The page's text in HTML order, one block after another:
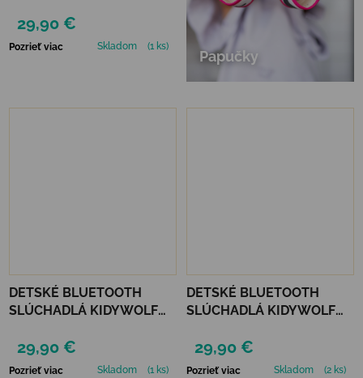
29,90 €
Pozrieť viac Skladom (1 ks)
Papučky
DETSKÉ BLUETOOTH
SLÚCHADLÁ KIDYWOLF
29,90 €
Pozrieť viac Skladom (1 ks)
DETSKÉ BLUETOOTH
SLÚCHADLÁ KIDYWOLF
29,90 €
Pozrieť viac Skladom (2 ks)